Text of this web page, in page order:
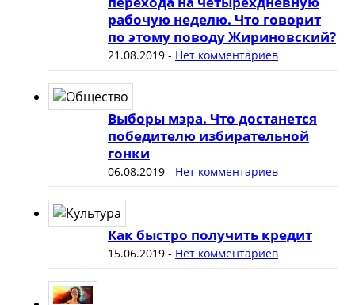
рабочую неделю. Что говорит
по этому поводу Жириновский?
21.08.2019- Нет комментариев
Выборы мэра. Что достанется
победителю избирательной
гонки
06.08.2019- Нет комментариев
Как быстро получить кредит
15.06.2019- Нет комментариев